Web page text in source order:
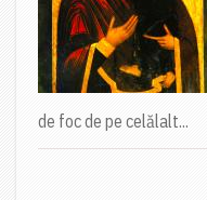
de foc de pe celălalt...